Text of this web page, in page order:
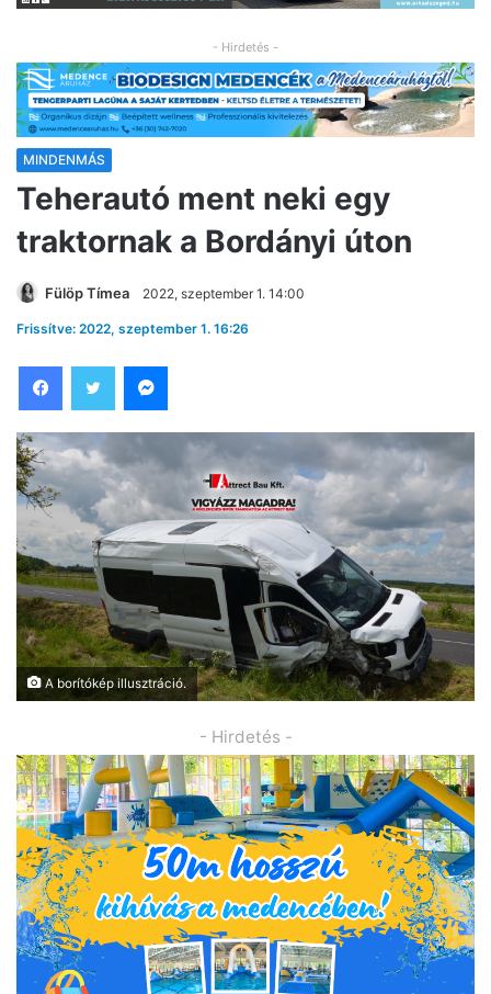
- Hirdetés -
MINDENMÁS
Teherautó ment neki egy
traktornak a Bordányi úton
Fülöp Tímea 2022, szeptember 1. 14:00
Frissítve: 2022, szeptember 1. 16:26
A borítókép illusztráció.
- Hirdetés -